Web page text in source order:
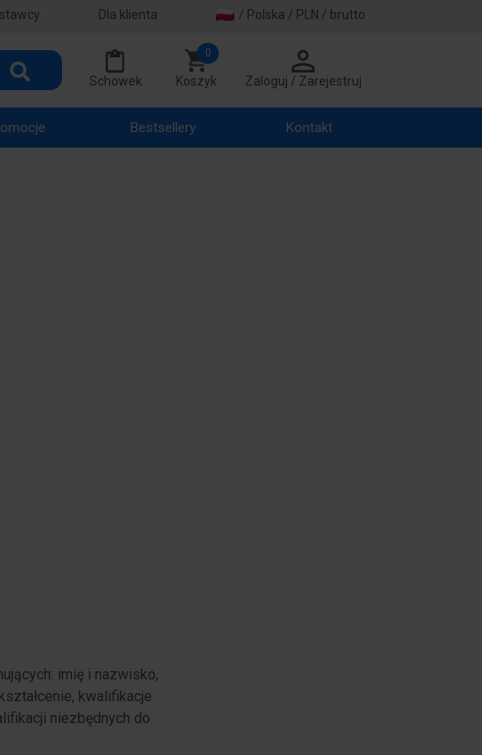
Dla klienta / Polska / PLN / brutto
Schowek Koszyk
0
Zaloguj / Zarejestruj
Bestsellery Kontakt
imię i nazwisko,
kwalifikacje
niezbędnych do